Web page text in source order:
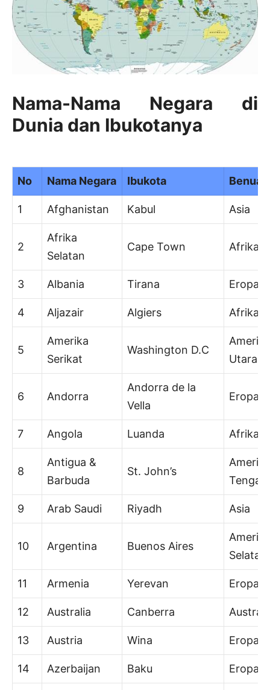
Nama-Nama Negara di
Dunia dan Ibukotanya
No Nama Negara Ibukota Benua
1 Afghanistan Kabul Asia
2
Afrika
Selatan
Cape Town Afrika
3 Albania Tirana Eropa
4 Aljazair Algiers Afrika
5
Amerika
Serikat
Washington D.C
Amerika
Utara
6 Andorra
Andorra de la
Vella
Eropa
7 Angola Luanda Afrika
8
Antigua &
Barbuda
St. John’s
Amerika
Tengah
9 Arab Saudi Riyadh Asia
10 Argentina Buenos Aires
Amerika
Selatan
11 Armenia Yerevan Eropa
12 Australia Canberra
13 Austria Wina Eropa
14 Azerbaijan Baku Eropa/